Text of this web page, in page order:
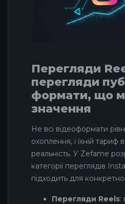
Перегляди
перегляди
формати, що
значення
Не всі відеоформати
охоплення, і їхній тариф
реальність. У Zefame
категорії переглядів
підходить для
Перегляди Reels: